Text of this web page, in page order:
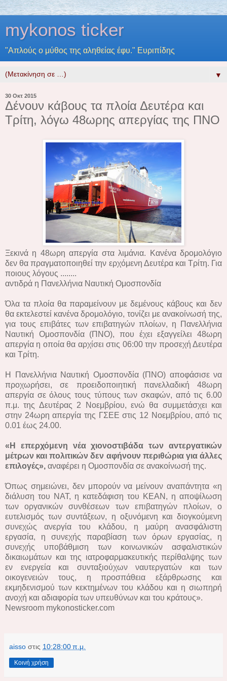
mykonos ticker
"Απλούς ο μύθος της αληθείας έφυ." Ευριπίδης
▼
30 Οκτ 2015
Δένουν κάβους τα πλοία Δευτέρα και
Τρίτη, λόγω 48ωρης απεργίας της ΠΝΟ
Ξεκινά η 48ωρη απεργία στα λιμάνια. Κανένα δρομολόγιο
δεν θα πραγματοποιηθεί την ερχόμενη Δευτέρα και Τρίτη. Για
ποιους λόγους ........
αντιδρά η Πανελλήνια Ναυτική Ομοσπονδία
Όλα τα πλοία θα παραμείνουν με δεμένους κάβους και δεν
θα εκτελεστεί κανένα δρομολόγιο, τονίζει με ανακοίνωσή της,
για τους επιβάτες των επιβατηγών πλοίων, η Πανελλήνια
Ναυτική Ομοσπονδία (ΠΝΟ), που έχει εξαγγείλει 48ωρη
απεργία η οποία θα αρχίσει στις 06:00 την προσεχή Δευτέρα
και Τρίτη.
Η Πανελλήνια Ναυτική Ομοσπονδία (ΠΝΟ) αποφάσισε να
προχωρήσει, σε προειδοποιητική πανελλαδική 48ωρη
απεργία σε όλους τους τύπους των σκαφών, από τις 6.00
π.μ. της Δευτέρας 2 Νοεμβρίου, ενώ θα συμμετάσχει και
στην 24ωρη απεργία της ΓΣΕΕ στις 12 Νοεμβρίου, από τις
0.01 έως 24.00.
«Η επερχόμενη νέα χιονοστιβάδα των αντεργατικών
μέτρων και πολιτικών δεν αφήνουν περιθώρια για άλλες
επιλογές», αναφέρει η Ομοσπονδία σε ανακοίνωσή της.
Όπως σημειώνει, δεν μπορούν να μείνουν αναπάντητα «η
διάλυση του ΝΑΤ, η κατεδάφιση του ΚΕΑΝ, η αποψίλωση
των οργανικών συνθέσεων των επιβατηγών πλοίων, ο
ευτελισμός των συντάξεων, η οξυνόμενη και διογκούμενη
συνεχώς ανεργία του κλάδου, η μαύρη ανασφάλιστη
εργασία, η συνεχής παραβίαση των όρων εργασίας, η
συνεχής υποβάθμιση των κοινωνικών ασφαλιστικών
δικαιωμάτων και της ιατροφαρμακευτικής περίθαλψης των
εν ενεργεία και συνταξιούχων ναυτεργατών και των
οικογενειών τους, η προσπάθεια εξάρθρωσης και
εκμηδενισμού των κεκτημένων του κλάδου και η σιωπηρή
ανοχή και αδιαφορία των υπευθύνων και του κράτους».
Newsroom mykonosticker.com
aisso στις 10:28:00 π.μ.
Κοινή χρήση